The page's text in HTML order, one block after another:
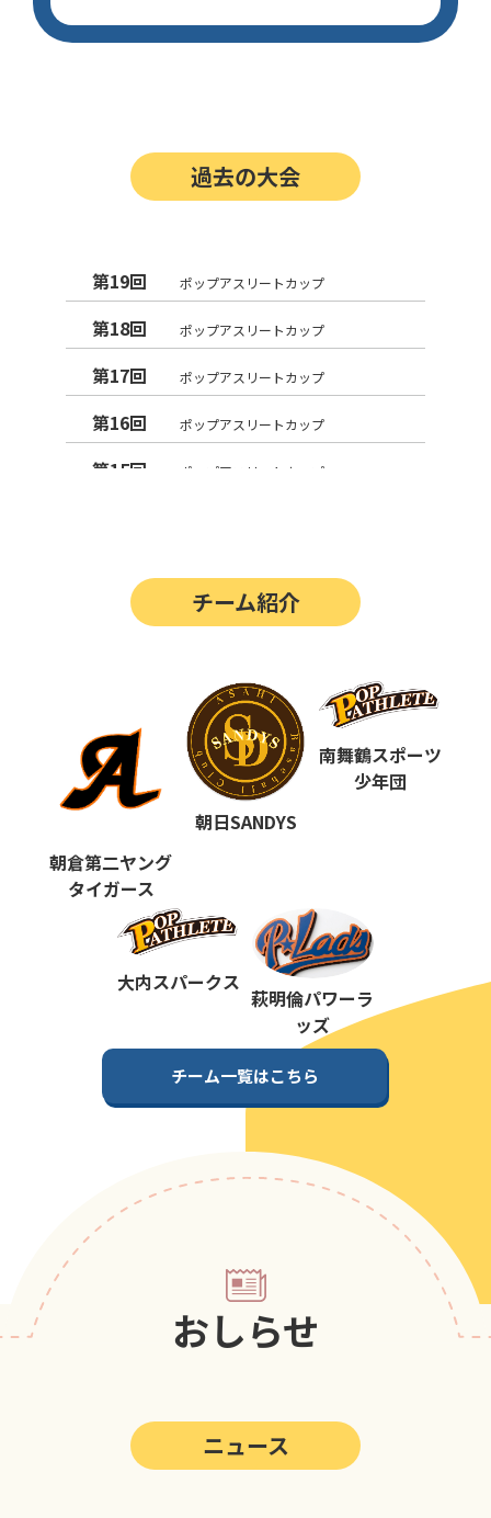
過去の大会
第19回 ポップアスリートカップ
第18回 ポップアスリートカップ
第17回 ポップアスリートカップ
第16回 ポップアスリートカップ
第15回 ポップアスリートカップ
第12回 決勝戦の動画はこちらから
ポップアスリートカップ
第10回 ポップアスリートカップ
第9回 ポップアスリートカップ
第7回
第6回 ポップアスリートカップ
第5回 ポップアスリートカップ
ポップアスリートカップ
ポップアスリートカップ
ポップアスリートカップ
チーム紹介
朝倉第二ヤング
タイガース
朝日SANDYS
南舞鶴スポーツ
少年団
大内スパークス
萩明倫パワーラ
ッズ
チーム一覧はこちら
おしらせ
ニュース